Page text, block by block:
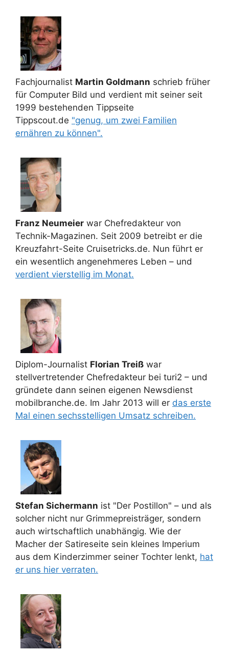
Fachjournalist Martin Goldmann schrieb früher
für Computer Bild und verdient mit seiner seit
1999 bestehenden Tippseite
Tippscout.de "genug, um zwei Familien
ernähren zu können".
Franz Neumeier war Chefredakteur von
Technik-Magazinen. Seit 2009 betreibt er die
Kreuzfahrt-Seite Cruisetricks.de. Nun führt er
ein wesentlich angenehmeres Leben – und
verdient vierstellig im Monat.
Diplom-Journalist Florian Treiß war
stellvertretender Chefredakteur bei turi2 – und
gründete dann seinen eigenen Newsdienst
mobilbranche.de. Im Jahr 2013 will er das erste
Mal einen sechsstelligen Umsatz schreiben.
Stefan Sichermann ist "Der Postillon" – und als
solcher nicht nur Grimmepreisträger, sondern
auch wirtschaftlich unabhängig. Wie der
Macher der Satireseite sein kleines Imperium
aus dem Kinderzimmer seiner Tochter lenkt, hat
er uns hier verraten.